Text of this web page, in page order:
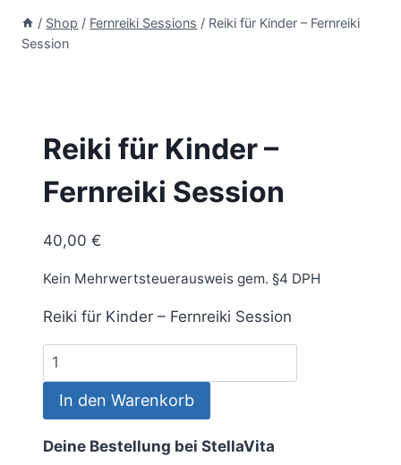
/ Shop / Fernreiki Sessions / Reiki für Kinder – Fernreiki
Session
Reiki für Kinder –
Fernreiki Session
40,00 €
Kein Mehrwertsteuerausweis gem. §4 DPH
Reiki für Kinder – Fernreiki Session
Reiki
für
Kinder
Fernreiki
In den Warenkorb
Deine Bestellung bei StellaVita